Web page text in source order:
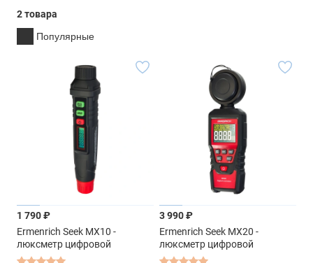
2 товара
Популярные
1 790 ₽
Ermenrich Seek MX10 -
люксметр цифровой
3 990 ₽
Ermenrich Seek MX20 -
люксметр цифровой